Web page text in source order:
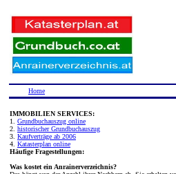
Home
IMMOBILIEN SERVICES:
1. Grundbuchauszug online
2. historischer Grundbuchauszug
3. Kaufverträge ab 2006
4. Katasterplan online
Häufige Fragestellungen:
Was kostet ein Anrainerverzeichnis?